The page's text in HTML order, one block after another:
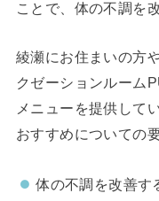
ことで、体の不調を
綾瀬にお住まいの方
クゼーションルーム
メニューを提供して
おすすめについての
体の不調を改善す